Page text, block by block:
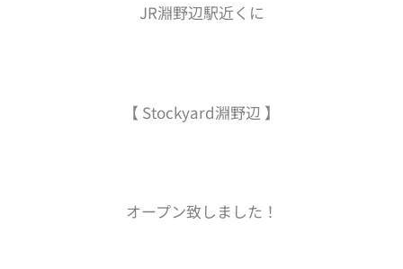
JR淵野辺駅近くに
【 Stockyard淵野辺 】
オープン致しました！